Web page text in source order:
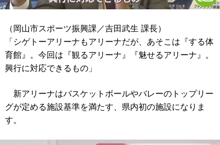
（岡山市スポーツ振興課／吉田武生 課長）
「シゲトーアリーナもアリーナだが、あそこは『する体
育館』。今回は『観るアリーナ』『魅せるアリーナ』。
興行に対応できるもの」
新アリーナはバスケットボールやバレーのトップリー
グが定める施設基準を満たす、県内初の施設になりま
す。